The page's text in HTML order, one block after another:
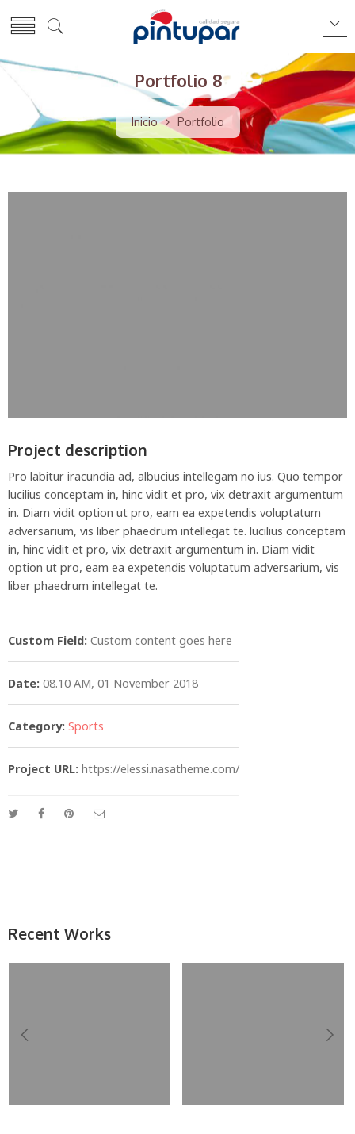
Portfolio 8
Inicio Portfolio
Project description
Pro labitur iracundia ad, albucius intellegam no ius. Quo tempor
lucilius conceptam in, hinc vidit et pro, vix detraxit argumentum
in. Diam vidit option ut pro, eam ea expetendis voluptatum
adversarium, vis liber phaedrum intellegat te. lucilius conceptam
in, hinc vidit et pro, vix detraxit argumentum in. Diam vidit
option ut pro, eam ea expetendis voluptatum adversarium, vis
liber phaedrum intellegat te.
Custom Field: Custom content goes here
Date: 08.10 AM, 01 November 2018
Category: Sports
Project URL: https://elessi.nasatheme.com/
Recent Works